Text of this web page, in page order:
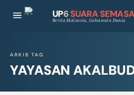
UP6 SUARA
Berita Malaysia, Cakrawala Dunia
ARKIB TAG
YAYASAN